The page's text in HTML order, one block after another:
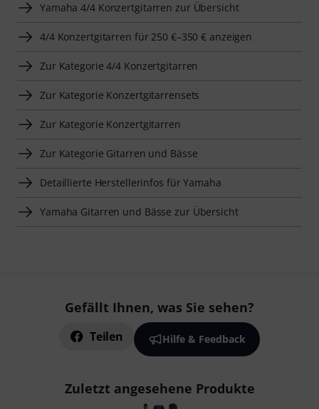
Yamaha 4/4 Konzertgitarren zur Übersicht
4/4 Konzertgitarren für 250 €–350 € anzeigen
Zur Kategorie 4/4 Konzertgitarren
Zur Kategorie Konzertgitarrensets
Zur Kategorie Konzertgitarren
Zur Kategorie Gitarren und Bässe
Detaillierte Herstellerinfos für Yamaha
Yamaha Gitarren und Bässe zur Übersicht
Gefällt Ihnen, was Sie sehen?
Teilen Hilfe & Feedback
Zuletzt angesehene Produkte